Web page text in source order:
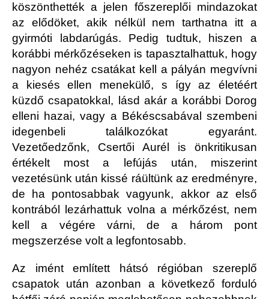
köszönthették a jelen főszereplői mindazokat
az elődöket, akik nélkül nem tarthatna itt a
gyirmóti labdarúgás. Pedig tudtuk, hiszen a
korábbi mérkőzéseken is tapasztalhattuk, hogy
nagyon nehéz csatákat kell a pályán megvívni
a kiesés ellen menekülő, s így az életéért
küzdő csapatokkal, lásd akár a korábbi Dorog
elleni hazai, vagy a Békéscsabával szembeni
idegenbeli találkozókat egyaránt.
Vezetőedzőnk, Csertői Aurél is önkritikusan
értékelt most a lefújás után, miszerint
vezetésünk után kissé ráültünk az eredményre,
de ha pontosabbak vagyunk, akkor az első
kontrából lezárhattuk volna a mérkőzést, nem
kell a végére várni, de a három pont
megszerzése volt a legfontosabb.
Az imént említett hátsó régióban szereplő
csapatok után azonban a következő forduló